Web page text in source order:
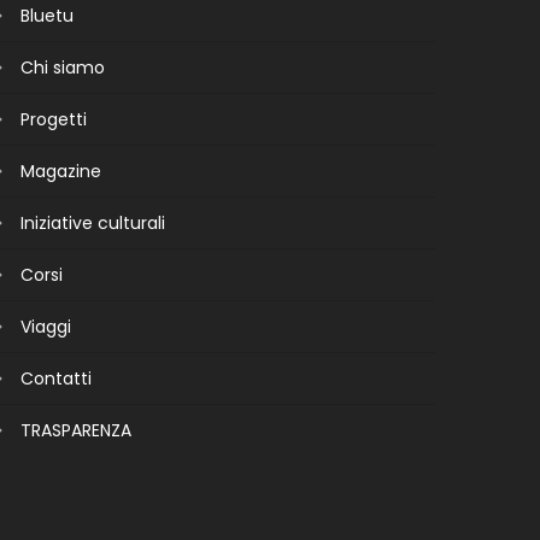
Bluetu
Chi siamo
Progetti
Magazine
Iniziative culturali
Corsi
Viaggi
Contatti
TRASPARENZA